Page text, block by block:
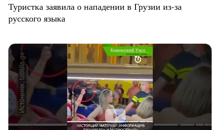
Туристка заявила о нападении в Грузии из-за
русского языка